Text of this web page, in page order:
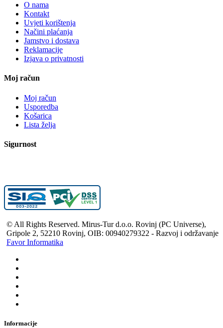
O nama
Kontakt
Uvjeti korištenja
Načini plaćanja
Jamstvo i dostava
Reklamacije
Izjava o privatnosti
Moj račun
Moj račun
Usporedba
Košarica
Lista želja
Sigurnost
© All Rights Reserved. Mirus-Tur d.o.o. Rovinj (PC Universe),
Gripole 2, 52210 Rovinj, OIB: 00940279322 - Razvoj i održavanje
Favor Informatika
Informacije